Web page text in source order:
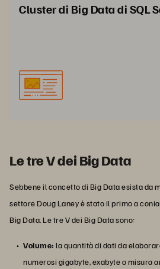
Cluster di Big Data di SQL
Le tre V dei Big Data
Sebbene il concetto di Big Data esista da
settore Doug Laney è stato il primo a
Big Data. Le tre V dei Big Data sono:
Volume: la quantità di dati da
numerosi gigabyte, exabyte o misura